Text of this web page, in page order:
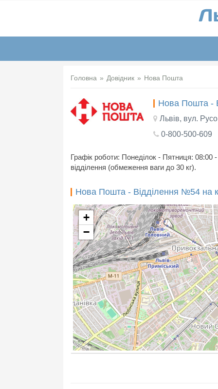
Головна Довідник Нова Пошта
Нова Пошта -
Львів, вул.
0-800-500-609
Графік роботи: Понеділок - Пятниця:
відділення (обмеження ваги до 30 кг).
Нова Пошта - Відділення №54 на
+
−